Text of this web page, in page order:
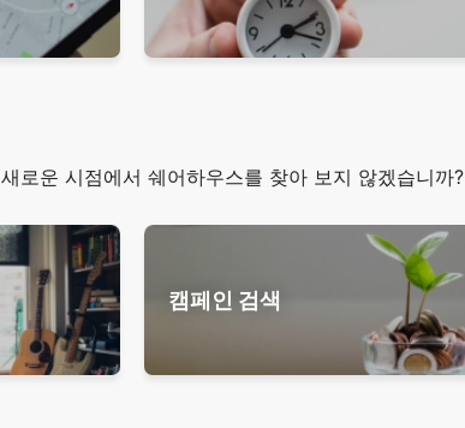
새로운 시점에서 쉐어하우스를 찾아 보지 않겠습니까?
캠페인 검색